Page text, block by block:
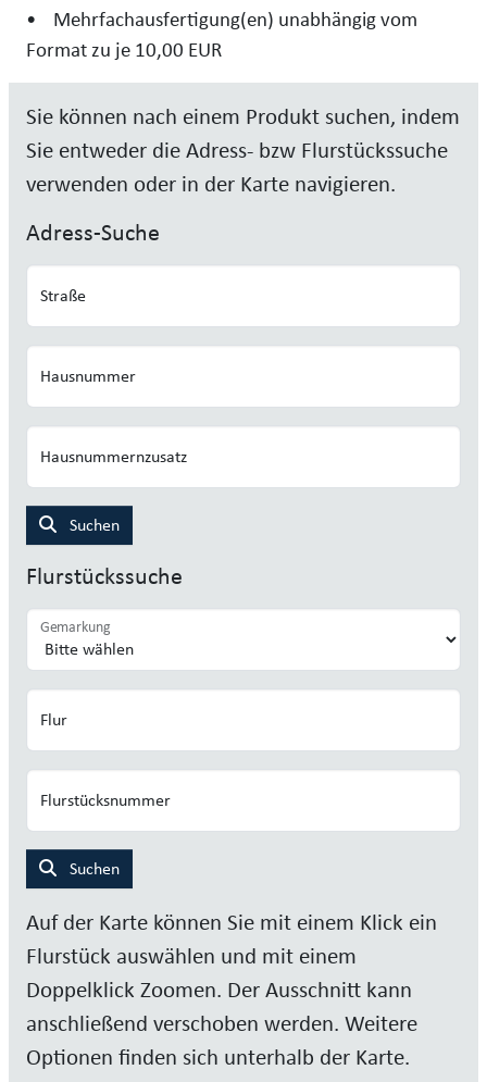
• Mehrfachausfertigung(en) unabhängig vom
Format zu je 10,00 EUR
Sie können nach einem Produkt suchen, indem
Sie entweder die Adress- bzw Flurstückssuche
verwenden oder in der Karte navigieren.
Adress-Suche
Straße
Hausnummer
Hausnummernzusatz
Suchen
Flurstückssuche
Gemarkung
Flur
Flurstücksnummer
Suchen
Auf der Karte können Sie mit einem Klick ein
Flurstück auswählen und mit einem
Doppelklick Zoomen. Der Ausschnitt kann
anschließend verschoben werden. Weitere
Optionen finden sich unterhalb der Karte.